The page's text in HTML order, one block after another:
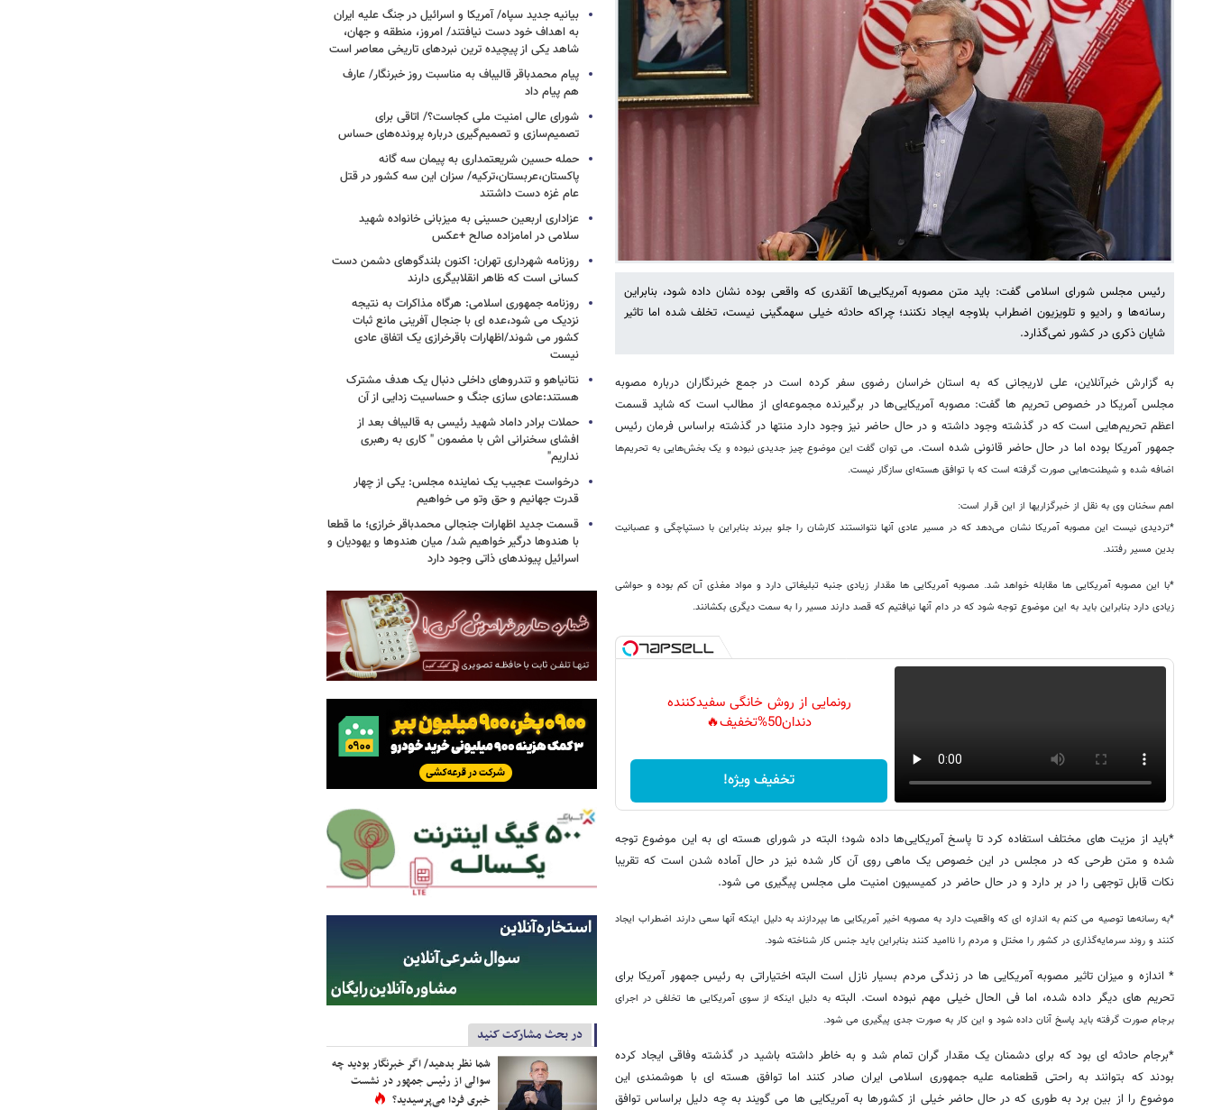
رئیس مجلس شورای اسلامی گفت: باید متن مصوبه آمریکایی‌ها آنقدری که واقعی بوده نشان داده شود، بنابراین
رسانه‌ها و رادیو و تلویزیون اضطراب بلاوجه ایجاد نکنند؛ چراکه حادثه خیلی سهمگینی نیست، تخلف شده اما تاثیر
شایان ذکری در کشور نمی‌گذارد.
به گزارش خبرآنلاین، علی لاریجانی که به استان خراسان رضوی سفر کرده است در جمع خبرنگاران درباره مصوبه
مجلس آمریکا در خصوص تحریم ها گفت: مصوبه آمریکایی‌ها در برگیرنده مجموعه‌ای از مطالب است که شاید قسمت
اعظم تحریم‌هایی است که در گذشته وجود داشته و در حال حاضر نیز وجود دارد منتها در گذشته براساس فرمان رئیس
جمهور آمریکا بوده اما در حال حاضر قانونی شده است. می توان گفت این موضوع چیز جدیدی نبوده و یک بخش‌هایی به تحریم‌ها
اضافه شده و شیطنت‌هایی صورت گرفته است که با توافق هسته‌ای سازگار نیست.
اهم سخنان وی به نقل از خبرگزاری‎ها از این قرار است:
*تردیدی نیست این مصوبه آمریکا نشان می‌دهد که در مسیر عادی آنها نتوانستند کارشان را جلو ببرند بنابراین با دستپاچگی و عصبانیت
بدین مسیر رفتند.
*با این مصوبه آمریکایی ها مقابله خواهد شد. مصوبه آمریکایی ها مقدار زیادی جنبه تبلیغاتی دارد و مواد مغذی آن کم بوده و حواشی
زیادی دارد بنابراین باید به این موضوع توجه شود که در دام آنها نیافتیم که قصد دارند مسیر را به سمت دیگری بکشانند.
رونمایی از روش خانگی سفیدکننده
دندان50%تخفیف🔥
تخفیف ویژه!
*باید از مزیت های مختلف استفاده کرد تا پاسخ آمریکایی‌ها داده شود؛ البته در شورای هسته ای به این موضوع توجه
شده و متن طرحی که در مجلس در این خصوص یک ماهی روی آن کار شده نیز در حال آماده شدن است که تقریبا
نکات قابل توجهی را در بر دارد و در حال حاضر در کمیسیون امنیت ملی مجلس پیگیری می شود.
*به رسانه‌ها توصیه می کنم به اندازه ای که واقعیت دارد به مصوبه اخیر آمریکایی ها بپردازند به دلیل اینکه آنها سعی دارند اضطراب ایجاد
کنند و روند سرمایه‌گذاری در کشور را مختل و مردم را ناامید کنند بنابراین باید جنس کار شناخته شود.
* اندازه و میزان تاثیر مصوبه آمریکایی ها در زندگی مردم بسیار نازل است البته اختیاراتی به رئیس جمهور آمریکا برای
تحریم های دیگر داده شده، اما فی الحال خیلی مهم نبوده است. البته به دلیل اینکه از سوی آمریکایی ها تخلفی در اجرای
برجام صورت گرفته باید پاسخ آنان داده شود و این کار به صورت جدی پیگیری می شود.
*برجام حادثه ای بود که برای دشمنان یک مقدار گران تمام شد و به خاطر داشته باشید در گذشته وفاقی ایجاد کرده
بودند که بتوانند به راحتی قطعنامه علیه جمهوری اسلامی ایران صادر کنند اما توافق هسته ای با هوشمندی این
موضوع را از بین برد به طوری که در حال حاضر خیلی از کشورها به آمریکایی ها می گویند به چه دلیل براساس توافق
بیانیه جدید سپاه/ آمریکا و اسرائیل در جنگ علیه ایران
به اهداف خود دست نیافتند/ امروز، منطقه و جهان،
شاهد یکی از پیچیده ترین نبردهای تاریخی معاصر است
پیام محمدباقر قالیباف به مناسبت روز خبرنگار/ عارف
هم پیام داد
شورای عالی امنیت ملی کجاست؟/ اتاقی برای
تصمیم‌سازی و تصمیم‌گیری درباره پرونده‌های حساس
حمله حسین شریعتمداری به پیمان سه گانه
پاکستان،عربستان،ترکیه/ سزان این سه کشور در قتل
عام غزه دست داشتند
عزاداری اربعین حسینی به میزبانی خانواده شهید
سلامی در امامزاده صالح +عکس
روزنامه شهرداری تهران: اکنون بلندگوهای دشمن دست
کسانی است که ظاهر انقلابیگری دارند
روزنامه جمهوری اسلامی: هرگاه مذاکرات به نتیجه
نزدیک می شود،عده ای با جنجال آفرینی مانع ثبات
کشور می شوند/اظهارات باقرخرازی یک اتفاق عادی
نیست
نتانیاهو و تندروهای داخلی دنبال یک هدف مشترک
هستند:عادی سازی جنگ و حساسیت زدایی از آن
حملات برادر داماد شهید رئیسی به قالیباف بعد از
افشای سخنرانی اش با مضمون " کاری به رهبری
نداریم"
درخواست عجیب یک نماینده مجلس: یکی از چهار
قدرت جهانیم و حق وتو می خواهیم
قسمت جدید اظهارات جنجالی محمدباقر خرازی؛ ما قطعا
با هندوها درگیر خواهیم شد/ میان هندوها و یهودیان و
اسرائیل پیوندهای ذاتی وجود دارد
در بحث مشارکت کنید
شما نظر بدهید/ اگر خبرنگار بودید چه
سوالی از رئیس جمهور در نشست
خبری فردا می‌پرسیدید؟